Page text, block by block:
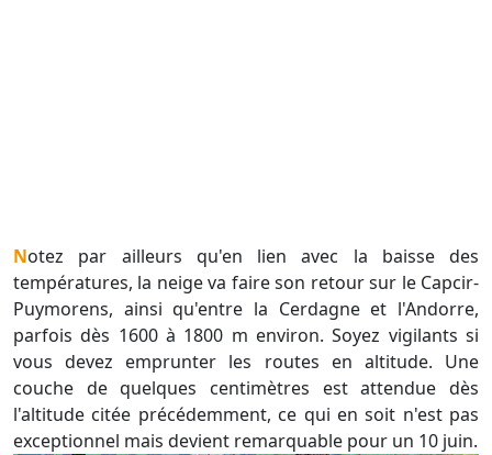
Notez par ailleurs qu'en lien avec la baisse des
températures, la neige va faire son retour sur le Capcir-
Puymorens, ainsi qu'entre la Cerdagne et l'Andorre,
parfois dès 1600 à 1800 m environ. Soyez vigilants si
vous devez emprunter les routes en altitude. Une
couche de quelques centimètres est attendue dès
l'altitude citée précédemment, ce qui en soit n'est pas
exceptionnel mais devient remarquable pour un 10 juin.